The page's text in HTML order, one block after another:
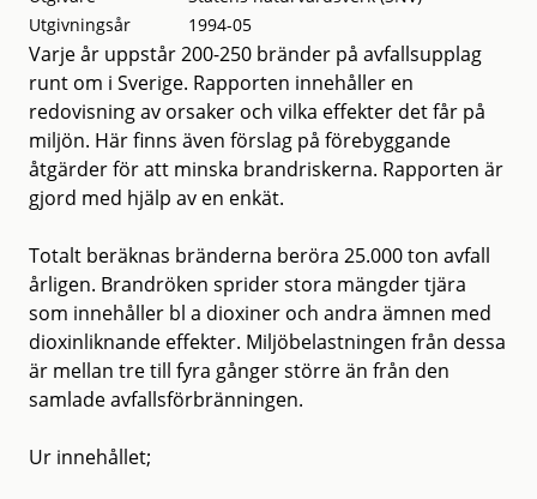
Utgivningsår
1994-05
Varje år uppstår 200-250 bränder på avfallsupplag
runt om i Sverige. Rapporten innehåller en
redovisning av orsaker och vilka effekter det får på
miljön. Här finns även förslag på förebyggande
åtgärder för att minska brandriskerna. Rapporten är
gjord med hjälp av en enkät.
Totalt beräknas bränderna beröra 25.000 ton avfall
årligen. Brandröken sprider stora mängder tjära
som innehåller bl a dioxiner och andra ämnen med
dioxinliknande effekter. Miljöbelastningen från dessa
är mellan tre till fyra gånger större än från den
samlade avfallsförbränningen.
Ur innehållet;